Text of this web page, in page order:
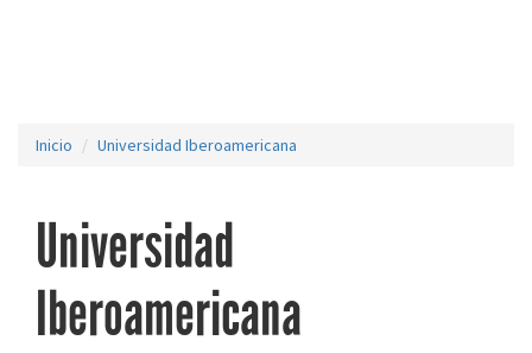
Inicio Universidad Iberoamericana
Universidad
Iberoamericana